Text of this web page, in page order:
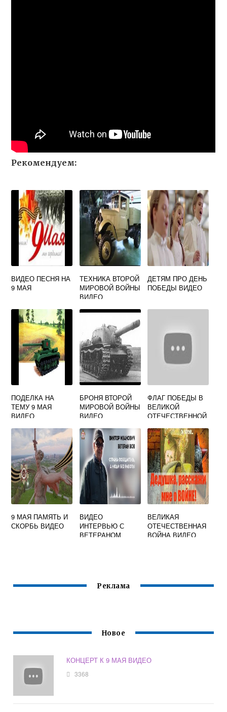
Рекомендуем:
ВИДЕО ПЕСНЯ НА
9 МАЯ
ТЕХНИКА ВТОРОЙ
МИРОВОЙ ВОЙНЫ
ВИДЕО
ДЕТЯМ ПРО ДЕНЬ
ПОБЕДЫ ВИДЕО
ПОДЕЛКА НА
ТЕМУ 9 МАЯ
ВИДЕО
БРОНЯ ВТОРОЙ
МИРОВОЙ ВОЙНЫ
ВИДЕО
ФЛАГ ПОБЕДЫ В
ВЕЛИКОЙ
ОТЕЧЕСТВЕННОЙ
9 МАЯ ПАМЯТЬ И
СКОРБЬ ВИДЕО
ВИДЕО
ИНТЕРВЬЮ С
ВЕТЕРАНОМ
ВЕЛИКАЯ
ОТЕЧЕСТВЕННАЯ
ВОЙНА ВИДЕО
Реклама
Новое
КОНЦЕРТ К 9 МАЯ ВИДЕО
3368